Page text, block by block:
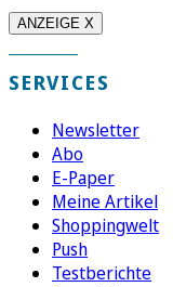
ANZEIGE X
SERVICES
Newsletter
Abo
E-Paper
Meine Artikel
Shoppingwelt
Push
Testberichte